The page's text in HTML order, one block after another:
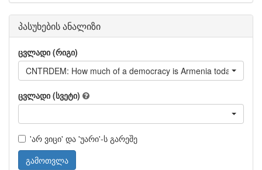
პასუხების ანალიზი
ცვლადი (რიგი)
CNTRDEM: How much of a democracy is Armenia today?
ცვლადი (სვეტი)
'არ ვიცი' და 'უარი'-ს გარეშე
გამოთვლა